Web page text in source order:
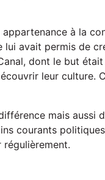
à la
avait permis de
dont le but
leur culture.
mais aussi
courants